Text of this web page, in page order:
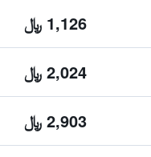
1,126 ﷼
2,024 ﷼
2,903 ﷼